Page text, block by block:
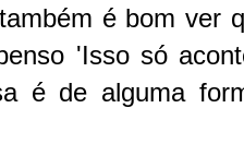
é bom ver
'Isso só
é de alguma